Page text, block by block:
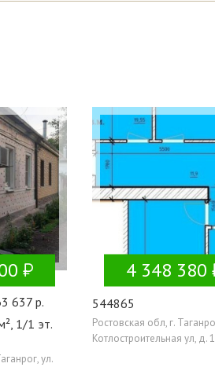
637 р.
1/1 эт.
ул.
4 348 380
544865
Ростовская обл, г.
Котлостроительная ул, д.